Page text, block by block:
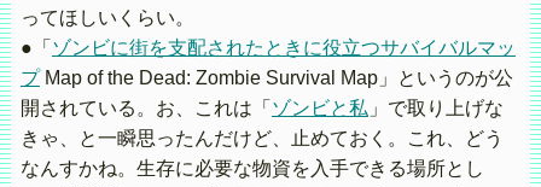
ってほしいくらい。
●「 ゾンビに街を支配されたときに役立つサバイバルマッ
プMap of the Dead: Zombie Survival Map」というのが公
開されている。お、これは「 ゾンビと私 」で取り上げな
きゃ、と一瞬思ったんだけど、止めておく。これ、どう
なんすかね。生存に必要な物資を入手できる場所とし